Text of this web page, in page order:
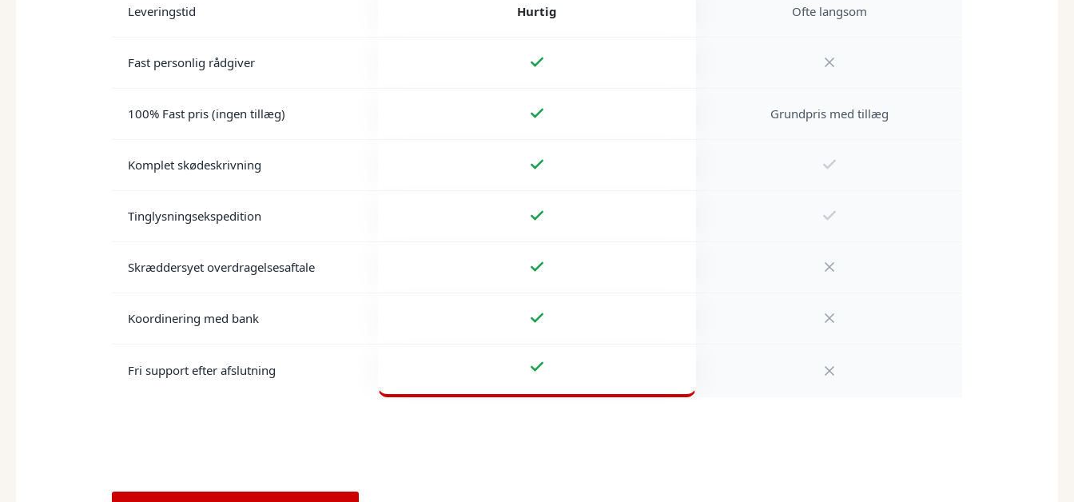
Leveringstid Hurtig Ofte langsom
Fast personlig rådgiver
100% Fast pris (ingen tillæg) Grundpris med tillæg
Komplet skødeskrivning
Tinglysningsekspedition
Skræddersyet overdragelsesaftale
Koordinering med bank
Fri support efter afslutning